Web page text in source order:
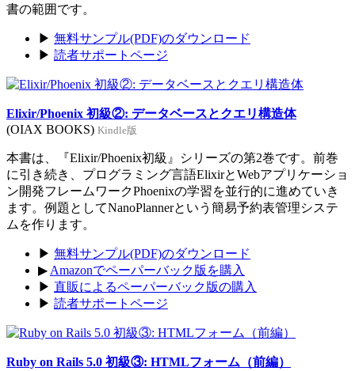
書の範囲です。
▶ 無料サンプル(PDF)のダウンロード
▶ 読者サポートページ
Elixir/Phoenix 初級②: データベースとクエリ構造体
(OIAX BOOKS) Kindle版
本書は、『Elixir/Phoenix初級』シリーズの第2巻です。前巻
に引き続き、プログラミング言語ElixirとWebアプリケーショ
ン開発フレームワークPhoenixの学習を並行的に進めていき
ます。例題としてNanoPlannerという簡易予約表管理システ
ムを作ります。
▶ 無料サンプル(PDF)のダウンロード
▶ Amazonでペーパーバック版を購入
▶ 直販によるペーパーバック版の購入
▶ 読者サポートページ
Ruby on Rails 5.0 初級③: HTMLフォーム（前編）